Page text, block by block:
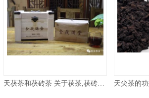
天茯茶和茯砖茶 关于茯茶,茯砖茶,黑茶,普洱茶的一些问题